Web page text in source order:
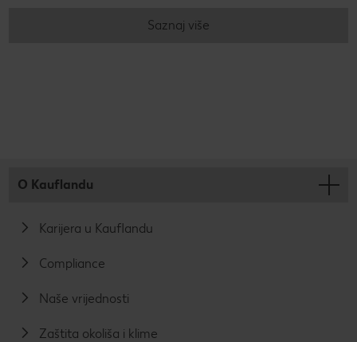
Saznaj više
O Kauflandu
Karijera u Kauflandu
Compliance
Naše vrijednosti
Zaštita okoliša i klime